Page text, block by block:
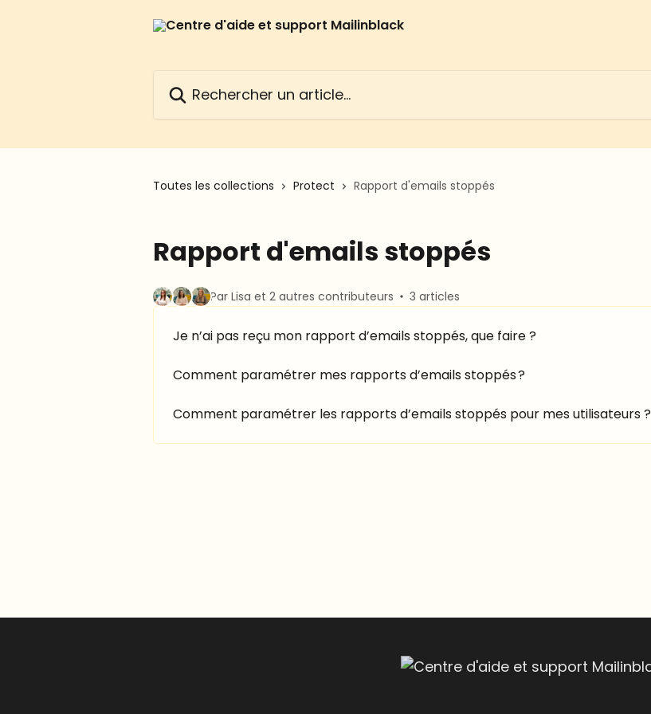
Toutes les collections Protect Rapport d'emails stoppés
Rapport d'emails stoppés
Par Lisa et 2 autres contributeurs 3 articles
Je n’ai pas reçu mon rapport d’emails stoppés, que faire ?
Comment paramétrer mes rapports d’emails stoppés ?
Comment paramétrer les rapports d’emails stoppés pour mes utilisateurs ?